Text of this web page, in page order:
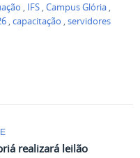
, IFS ,Campus Glória ,
,capacitação ,servidores
realizará leilão